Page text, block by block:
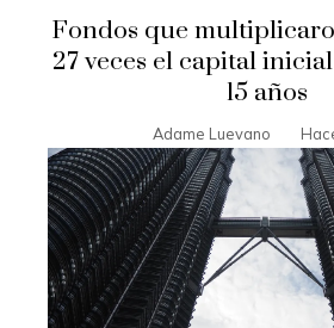
Fondos que
27 veces el capital
15 años
Adame Luevano